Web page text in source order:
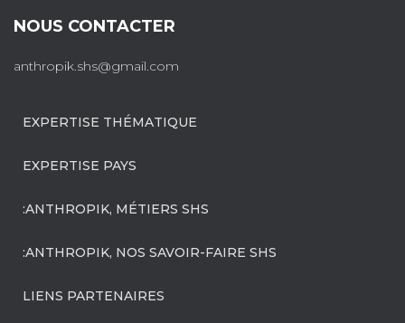
NOUS CONTACTER
anthropik.shs@gmail.com
EXPERTISE THÉMATIQUE
EXPERTISE PAYS
:ANTHROPIK, MÉTIERS SHS
:ANTHROPIK, NOS SAVOIR-FAIRE SHS
LIENS PARTENAIRES